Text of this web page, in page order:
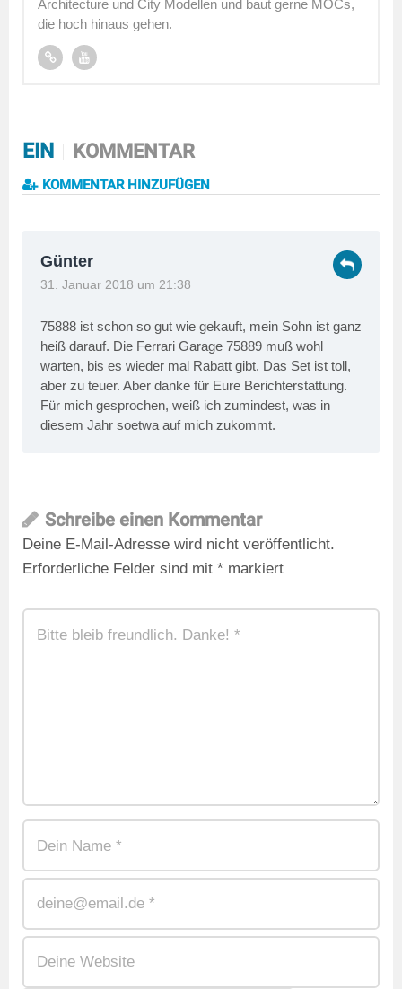
Architecture und City Modellen und baut gerne MOCs,
die hoch hinaus gehen.
EIN KOMMENTAR
KOMMENTAR HINZUFÜGEN
Günter
31. Januar 2018 um 21:38
75888 ist schon so gut wie gekauft, mein Sohn ist ganz
heiß darauf. Die Ferrari Garage 75889 muß wohl
warten, bis es wieder mal Rabatt gibt. Das Set ist toll,
aber zu teuer. Aber danke für Eure Berichterstattung.
Für mich gesprochen, weiß ich zumindest, was in
diesem Jahr soetwa auf mich zukommt.
Schreibe einen Kommentar
Deine E-Mail-Adresse wird nicht veröffentlicht.
Erforderliche Felder sind mit * markiert